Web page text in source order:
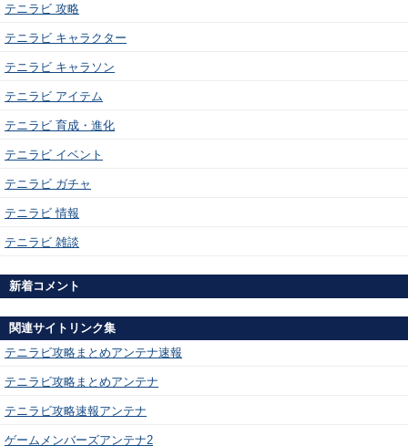
テニラビ 攻略
テニラビ キャラクター
テニラビ キャラソン
テニラビ アイテム
テニラビ 育成・進化
テニラビ イベント
テニラビ ガチャ
テニラビ 情報
テニラビ 雑談
新着コメント
関連サイトリンク集
テニラビ攻略まとめアンテナ速報
テニラビ攻略まとめアンテナ
テニラビ攻略速報アンテナ
ゲームメンバーズアンテナ2